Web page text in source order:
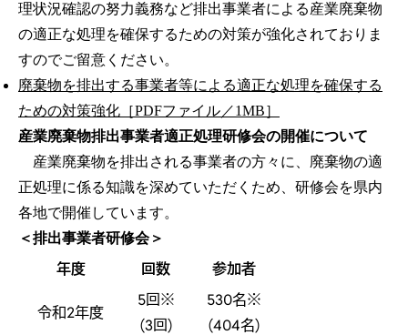
理状況確認の努力義務など排出事業者による産業廃棄物
の適正な処理を確保するための対策が強化されておりま
すのでご留意ください。
廃棄物を排出する事業者等による適正な処理を確保する
ための対策強化［PDFファイル／1MB］
産業廃棄物排出事業者適正処理研修会の開催について
産業廃棄物を排出される事業者の方々に、廃棄物の適
正処理に係る知識を深めていただくため、研修会を県内
各地で開催しています。
＜排出事業者研修会＞
年度 回数 参加者
令和2年度
5回※
(3回)
530名※
(404名)